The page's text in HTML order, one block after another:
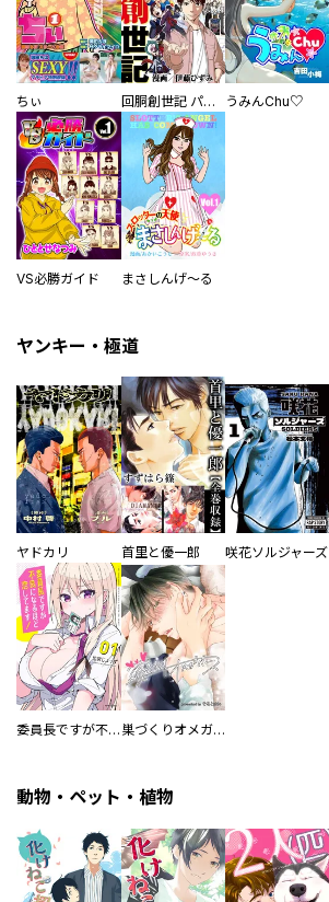
ちぃ 回胴創世記 パチスロを創った男達 うみんChu♡
VS必勝ガイド まさしんげ～る
ヤンキー・極道
ヤドカリ 首里と優一郎 咲花ソルジャーズ
委員長ですが不良になるほど恋してます！ 巣づくりオメガバース
動物・ペット・植物